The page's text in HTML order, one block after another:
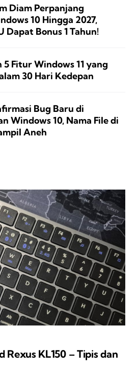
Diam Perpanjang
10 Hingga 2027,
Dapat Bonus 1 Tahun!
Fitur Windows 11 yang
30 Hari Kedepan
Bug Baru di
Windows 10, Nama File di
Aneh
Rexus KL150 – Tipis dan